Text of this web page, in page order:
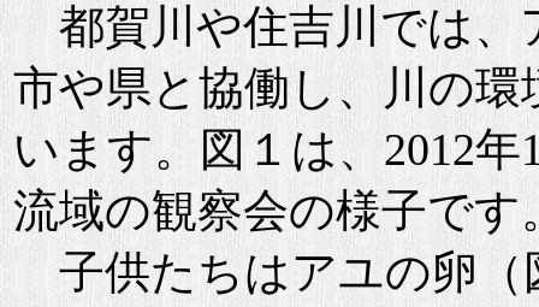
都賀川や住吉川では、
市や県と協働し、川の
います。図１は、2012
流域の観察会の様子です
子供たちはアユの卵（